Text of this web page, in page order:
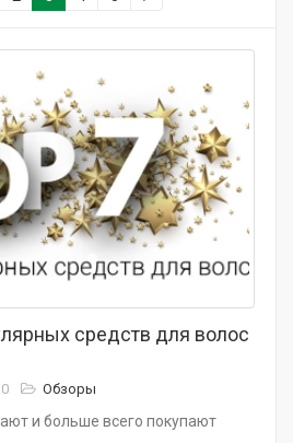
средств для волос
0 Обзоры
и больше всего покупают